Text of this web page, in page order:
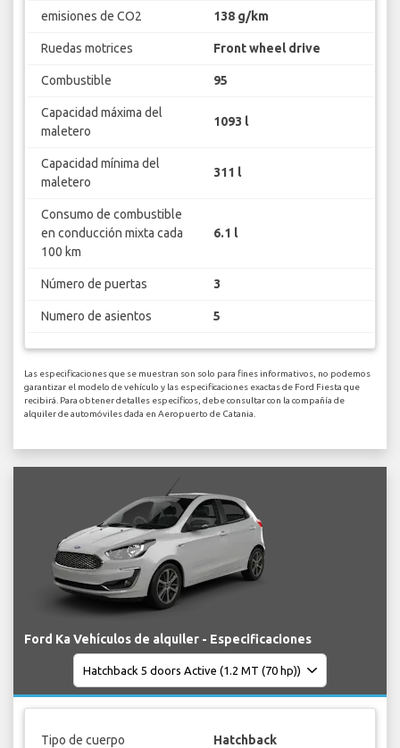
emisiones de CO2 138 g/km
Ruedas motrices Front wheel drive
Combustible 95
Capacidad máxima del
maletero
1093 l
Capacidad mínima del
maletero
311 l
Consumo de combustible
en conducción mixta cada
100 km
6.1 l
Número de puertas 3
Numero de asientos 5
Las especificaciones que se muestran son solo para fines informativos, no podemos
garantizar el modelo de vehículo y las especificaciones exactas de Ford Fiesta que
recibirá. Para obtener detalles específicos, debe consultar con la compañía de
alquiler de automóviles dada en Aeropuerto de Catania.
Ford Ka Vehículos de alquiler - Especificaciones
Tipo de cuerpo Hatchback